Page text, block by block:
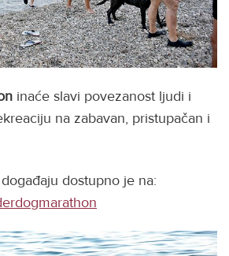
inaće slavi povezanost ljudi i
na zabavan, pristupačan i
dostupno je na: